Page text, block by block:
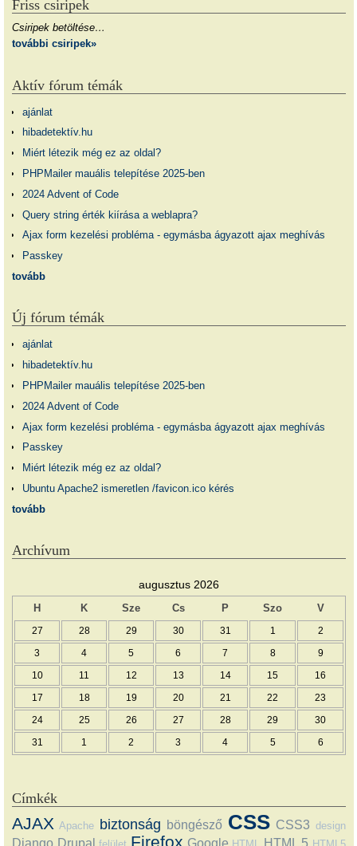
Friss csiripek
Csiripek betöltése…
további csiripek»
Aktív fórum témák
ajánlat
hibadetektív.hu
Miért létezik még ez az oldal?
PHPMailer mauális telepítése 2025-ben
2024 Advent of Code
Query string érték kiírása a weblapra?
Ajax form kezelési probléma - egymásba ágyazott ajax meghívás
Passkey
tovább
Új fórum témák
ajánlat
hibadetektív.hu
PHPMailer mauális telepítése 2025-ben
2024 Advent of Code
Ajax form kezelési probléma - egymásba ágyazott ajax meghívás
Passkey
Miért létezik még ez az oldal?
Ubuntu Apache2 ismeretlen /favicon.ico kérés
tovább
Archívum
augusztus 2026
H K Sze Cs P Szo V
27 28 29 30 31 1 2
3 4 5 6 7 8 9
10 11 12 13 14 15 16
17 18 19 20 21 22 23
24 25 26 27 28 29 30
31 1 2 3 4 5 6
Címkék
AJAX Apache biztonság böngésző CSS CSS3 design
Django Drupal Firefox Google HTML 5